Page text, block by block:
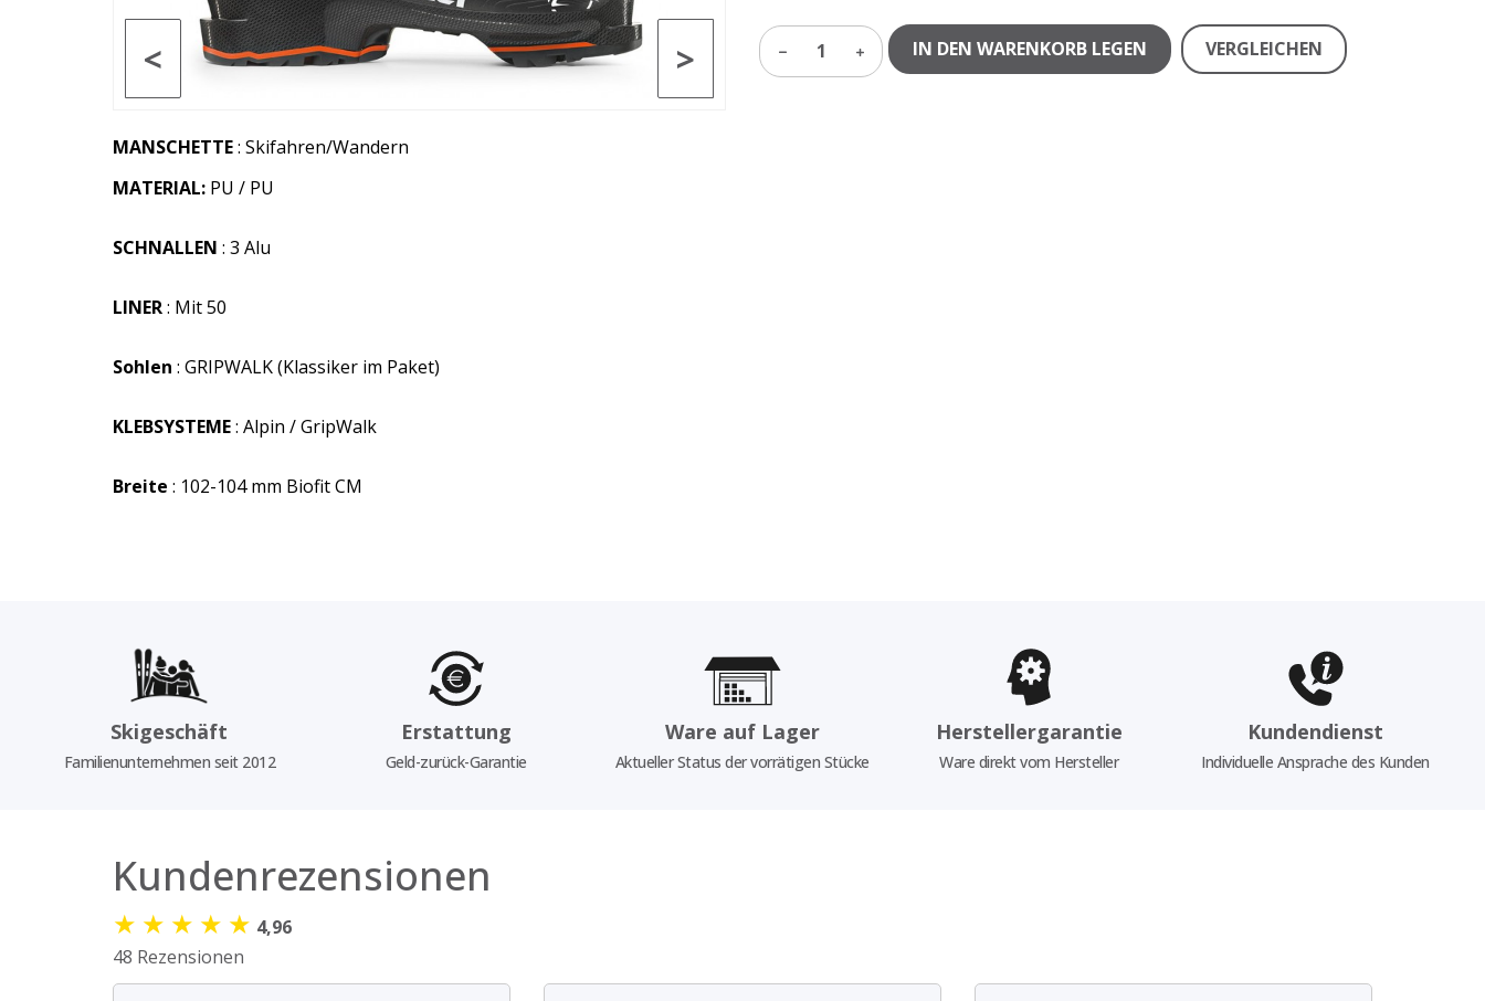
>
< 1 IN DEN WARENKORB LEGEN VERGLEICHEN
MANSCHETTE: Skifahren/Wandern
MATERIAL: PU / PU
SCHNALLEN : 3 Alu
LINER: Mit 50
Sohlen : GRIPWALK (Klassiker im Paket)
KLEBSYSTEME: Alpin / GripWalk
Breite : 102-104 mm Biofit CM
Skigeschäft
Familienunternehmen seit 2012
Erstattung
Geld-zurück-Garantie
Ware auf Lager
Aktueller Status der vorrätigen Stücke
Herstellergarantie
Ware direkt vom Hersteller
Kundendienst
Individuelle Ansprache des Kunden
Kundenrezensionen
★ ★ ★ ★ ★ 4,96
48 Rezensionen